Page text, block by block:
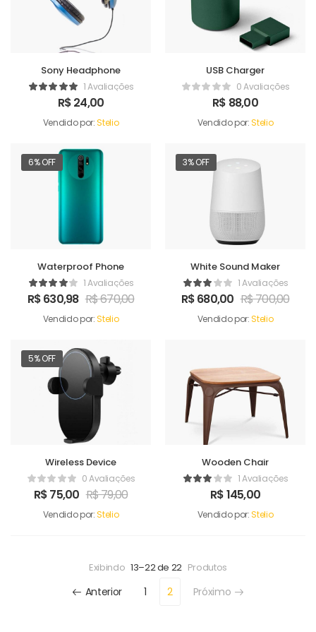
Sony Headphone
1 Avaliações
R$24,00
Vendido por:Stelio
USB Charger
0 Avaliações
R$ 88,00
Vendido por:Stelio
6% OFF
Waterproof Phone
1 Avaliações
R$630,98 R$670,00
Vendido por:Stelio
3% OFF
White Sound Maker
1 Avaliações
R$680,00 R$700,00
Vendido por:Stelio
5% OFF
Wireless Device
0 Avaliações
R$75,00 R$79,00
Vendido por:Stelio
Wooden Chair
1 Avaliações
R$145,00
Vendido por:Stelio
Exibindo 13–22 de 22 Produtos
Anterior 1 2 Próximo